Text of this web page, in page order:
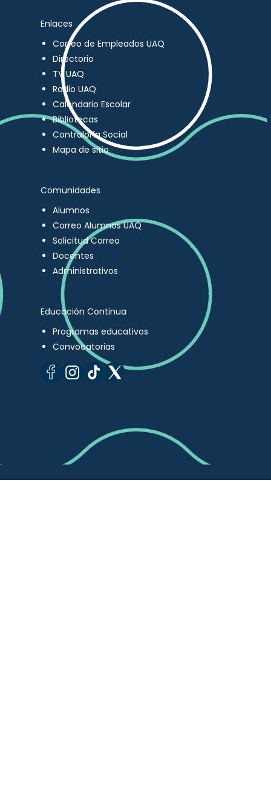
Enlaces
Correo de Empleados UAQ
Directorio
TV UAQ
Radio UAQ
Calendario Escolar
Bibliotecas
Contraloría Social
Mapa de sitio
Comunidades
Alumnos
Correo Alumnos UAQ
Solicitud Correo
Docentes
Administrativos
Educación Continua
Programas educativos
Convocatorias